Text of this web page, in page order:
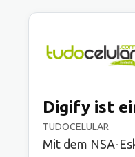
Digify ist
TUDOCELULAR
Mit dem NSA-